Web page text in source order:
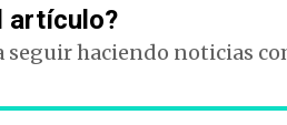
artículo?
seguir haciendo noticias